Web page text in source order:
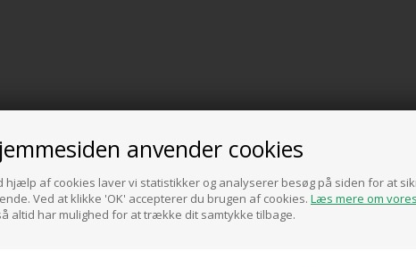
anvender cookies
hjælp af cookies laver vi statistikker og analyserer besøg på siden for at
Ved at klikke 'OK' accepterer du brugen af cookies. Læs mere om
altid har mulighed for at trække dit samtykke tilbage.
- gaven der ikke skal byttes